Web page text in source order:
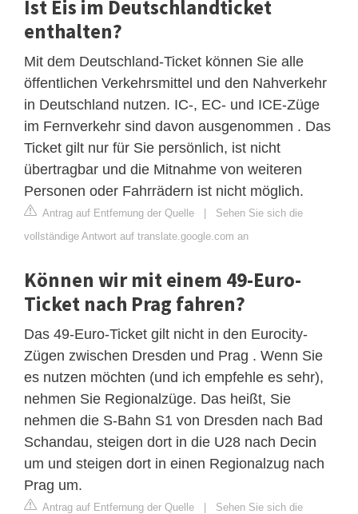
Ist Eis im Deutschlandticket
enthalten?
Mit dem Deutschland-Ticket können Sie alle
öffentlichen Verkehrsmittel und den Nahverkehr
in Deutschland nutzen. IC-, EC- und ICE-Züge
im Fernverkehr sind davon ausgenommen . Das
Ticket gilt nur für Sie persönlich, ist nicht
übertragbar und die Mitnahme von weiteren
Personen oder Fahrrädern ist nicht möglich.
Antrag auf Entfernung der Quelle | Sehen Sie sich die
vollständige Antwort auf translate.google.com an
Können wir mit einem 49-Euro-
Ticket nach Prag fahren?
Das 49-Euro-Ticket gilt nicht in den Eurocity-
Zügen zwischen Dresden und Prag . Wenn Sie
es nutzen möchten (und ich empfehle es sehr),
nehmen Sie Regionalzüge. Das heißt, Sie
nehmen die S-Bahn S1 von Dresden nach Bad
Schandau, steigen dort in die U28 nach Decin
um und steigen dort in einen Regionalzug nach
Prag um.
Antrag auf Entfernung der Quelle | Sehen Sie sich die